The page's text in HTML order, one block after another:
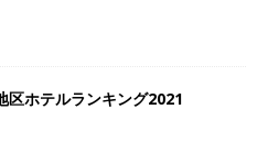
区ホテルランキング2021